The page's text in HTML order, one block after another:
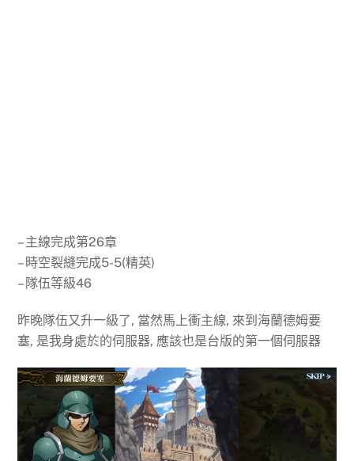
– 主線完成第26章
– 時空裂縫完成5-5(精英)
– 隊伍等級46
昨晚隊伍又升一級了, 當然馬上衝主線, 來到海蘭德姆要
塞, 是我身處於的伺服器, 應該也是台版的第一個伺服器